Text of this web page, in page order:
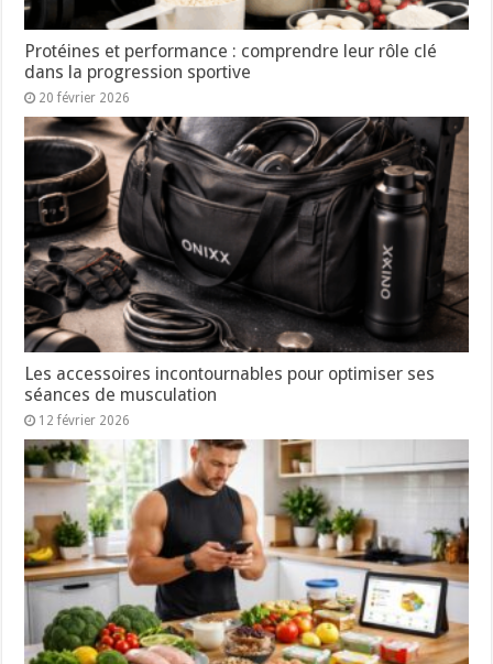
Protéines et performance : comprendre leur rôle clé
dans la progression sportive
20 février 2026
Les accessoires incontournables pour optimiser ses
séances de musculation
12 février 2026